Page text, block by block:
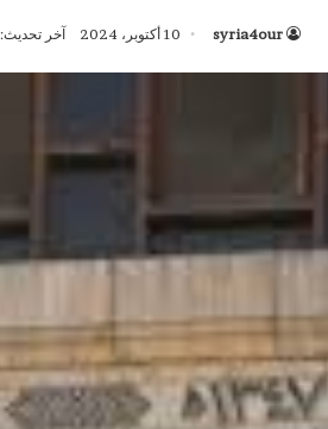
syria4our 10 أكتوبر، 2024 آخر تحديث: 14 نوفمبر، 2024